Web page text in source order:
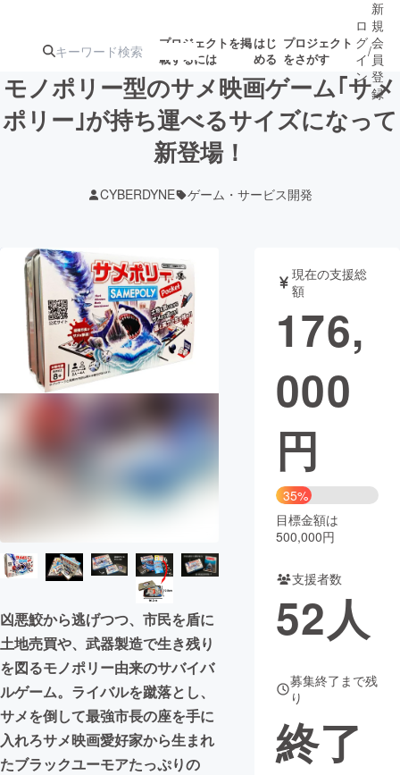
プロジェクトを掲
載するには
はじ
める
プロジェクト
をさがす
注目の新着プロ募集終了が近いプ
テクノロジー・ガジェット
映像・映画 書籍・雑誌
ビジネス・起業 チャレンジ
まちづくり・地域活性化
CAMPFIRE for Social Good
CAMPFIRE Creation
CAMPFIREふるさと納税
コミュニティ
ロ
グ
イ
ン
/
新
規
会
員
登
録
モノポリー型のサメ映画ゲーム｢サメ
ポリー｣が持ち運べるサイズになって
新登場！
CYBERDYNE ゲーム・サービス開発
凶悪鮫から逃げつつ、市民を盾に
土地売買や、武器製造で生き残り
を図るモノポリー由来のサバイバ
ルゲーム。ライバルを蹴落とし、
サメを倒して最強市長の座を手に
入れろサメ映画愛好家から生まれ
たブラックユーモアたっぷりの
現在の支援総
額
176,
000
円
35%
目標金額は
500,000円
支援者数
52人
募集終了まで残
り
終了